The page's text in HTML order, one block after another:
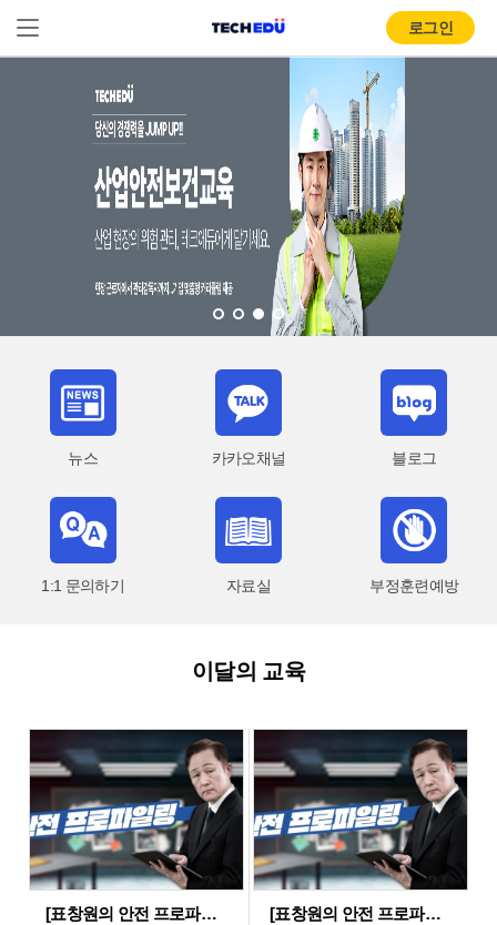
로그인
뉴스 카카오채널 블로그
1:1 문의하기 자료실 부정훈련예방
이달의 교육
[표창원의 안전 프로파일링] 제조업 현장근로자 정기안전보건교육 (상반기) [표창원의 안전 프로파일링] 기타업 현장근로자 정기안전보건교육 (상반기)